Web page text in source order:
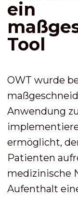
ein
Tool
OWT wurde
Anwendung
ermöglicht,
Patienten
medizinische
Aufenthalt